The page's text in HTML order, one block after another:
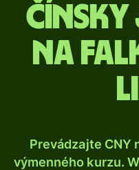
Čínsky
na
Prevádzajte CNY
výmenného kurzu.